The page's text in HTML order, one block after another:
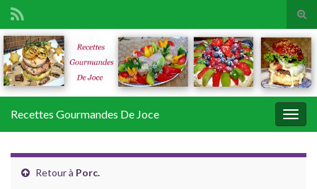
Search for:
Recettes Gourmandes De Joce
Retour à Porc.